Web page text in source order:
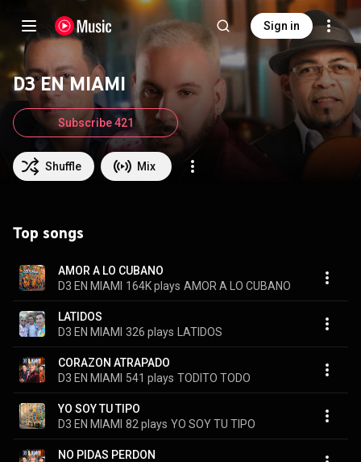
Sign in
D3 EN MIAMI
Shuffle Mix
Subscribe 421
Top songs
AMOR A LO CUBANO
D3 EN MIAMI 164K plays AMOR A LO CUBANO
LATIDOS
D3 EN MIAMI 326 plays LATIDOS
CORAZON ATRAPADO
D3 EN MIAMI 541 plays TODITO TODO
YO SOY TU TIPO
D3 EN MIAMI 82 plays YO SOY TU TIPO
NO PIDAS PERDON